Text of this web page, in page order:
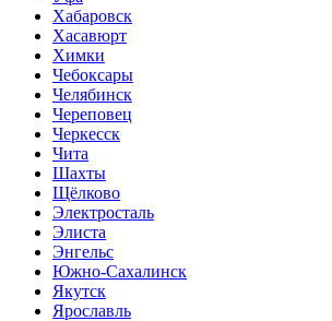
Хабаровск
Хасавюрт
Химки
Чебоксары
Челябинск
Череповец
Черкесск
Чита
Шахты
Щёлково
Электросталь
Элиста
Энгельс
Южно-Сахалинск
Якутск
Ярославль